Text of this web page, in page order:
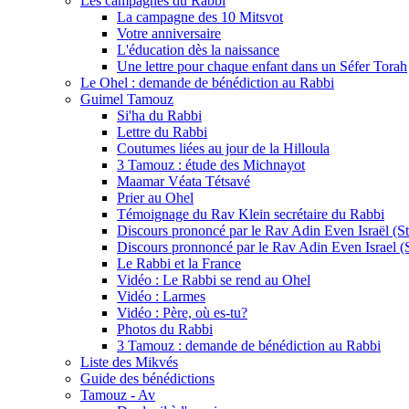
La campagne des 10 Mitsvot
Votre anniversaire
L'éducation dès la naissance
Une lettre pour chaque enfant dans un Séfer Torah
Le Ohel : demande de bénédiction au Rabbi
Guimel Tamouz
Si'ha du Rabbi
Lettre du Rabbi
Coutumes liées au jour de la Hilloula
3 Tamouz : étude des Michnayot
Maamar Véata Tétsavé
Prier au Ohel
Témoignage du Rav Klein secrétaire du Rabbi
Discours prononcé par le Rav Adin Even Israël
Discours pronnoncé par le Rav Adin Even Israel
Le Rabbi et la France
Vidéo : Le Rabbi se rend au Ohel
Vidéo : Larmes
Vidéo : Père, où es-tu?
Photos du Rabbi
3 Tamouz : demande de bénédiction au Rabbi
Liste des Mikvés
Guide des bénédictions
Tamouz - Av